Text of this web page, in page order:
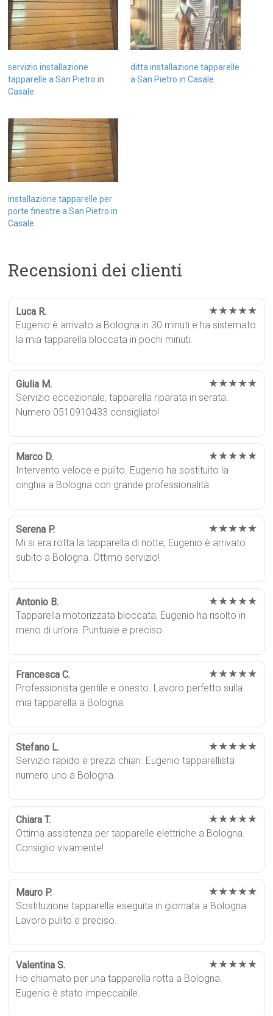
servizio installazione
tapparelle a San Pietro in
Casale
ditta installazione tapparelle
a San Pietro in Casale
installazione tapparelle per
porte finestre a San Pietro in
Casale
Recensioni dei clienti
Luca R. ★★★★★
Eugenio è arrivato a Bologna in 30 minuti e ha sistemato
la mia tapparella bloccata in pochi minuti.
Giulia M. ★★★★★
Servizio eccezionale, tapparella riparata in serata.
Numero 0510910433 consigliato!
Marco D. ★★★★★
Intervento veloce e pulito. Eugenio ha sostituito la
cinghia a Bologna con grande professionalità.
Serena P. ★★★★★
Mi si era rotta la tapparella di notte, Eugenio è arrivato
subito a Bologna. Ottimo servizio!
Antonio B. ★★★★★
Tapparella motorizzata bloccata, Eugenio ha risolto in
meno di un’ora. Puntuale e preciso.
Francesca C. ★★★★★
Professionista gentile e onesto. Lavoro perfetto sulla
mia tapparella a Bologna.
Stefano L. ★★★★★
Servizio rapido e prezzi chiari. Eugenio tapparellista
numero uno a Bologna.
Chiara T. ★★★★★
Ottima assistenza per tapparelle elettriche a Bologna.
Consiglio vivamente!
Mauro P. ★★★★★
Sostituzione tapparella eseguita in giornata a Bologna.
Lavoro pulito e preciso.
Valentina S. ★★★★★
Ho chiamato per una tapparella rotta a Bologna.
Eugenio è stato impeccabile.